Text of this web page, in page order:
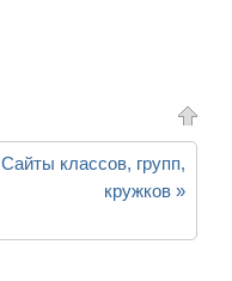
Сайты классов, групп,
кружков »